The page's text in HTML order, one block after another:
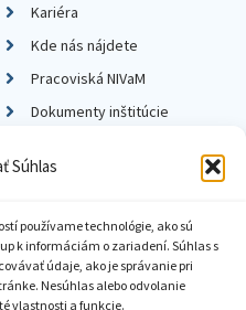
Súhlas
používame technológie, ako sú
k informáciám o zariadení. Súhlas s
údaje, ako je správanie pri
Nesúhlas alebo odvolanie
vlastnosti a funkcie.
Kariéra
Kde nás nájdete
Pracoviská NIVaM
Dokumenty inštitúcie
súkromia